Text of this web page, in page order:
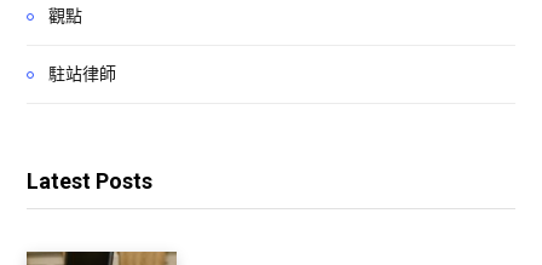
觀點
駐站律師
Latest Posts